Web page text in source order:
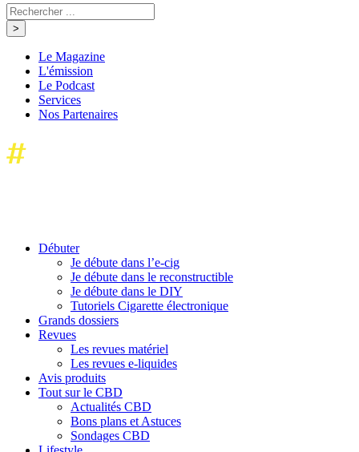
Le Magazine
L'émission
Le Podcast
Services
Nos Partenaires
Débuter
Je débute dans l’e-cig
Je débute dans le reconstructible
Je débute dans le DIY
Tutoriels Cigarette électronique
Grands dossiers
Revues
Les revues matériel
Les revues e-liquides
Avis produits
Tout sur le CBD
Actualités CBD
Bons plans et Astuces
Sondages CBD